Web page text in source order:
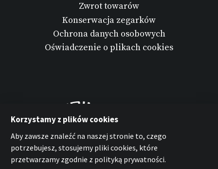
Zwrot towarów
Konserwacja zegarków
Ochrona danych osobowych
Oświadczenie o plikach cookies
Korzystamy z plików cookies
Aby zawsze znaleźć na naszej stronie to, czego
potrzebujesz, stosujemy pliki cookies, które
przetwarzamy zgodnie z polityką prywatności.